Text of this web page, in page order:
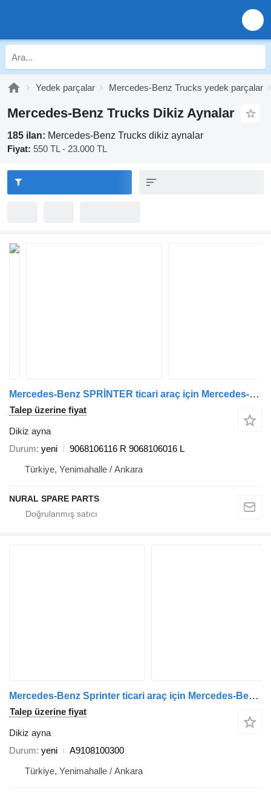
Yedek parçalar Mercedes-Benz Trucks yedek parçalar
Mercedes-Benz Trucks Dikiz Aynalar
185 ilan: Mercedes-Benz Trucks dikiz aynalar
Fiyat: 550 TL - 23.000 TL
Mercedes-Benz SPRİNTER ticari araç için Mercedes-Benz 9068106116 dikiz ayna
Talep üzerine fiyat
Dikiz ayna
Durum yeni
9068106116 R 9068106016 L
Türkiye, Yenimahalle / Ankara
NURAL SPARE PARTS
Mercedes-Benz Sprinter ticari araç için Mercedes-Benz SPRINTER A9108100300 dikiz ayna
Talep üzerine fiyat
Dikiz ayna
Durum yeni
A9108100300
Türkiye, Yenimahalle / Ankara